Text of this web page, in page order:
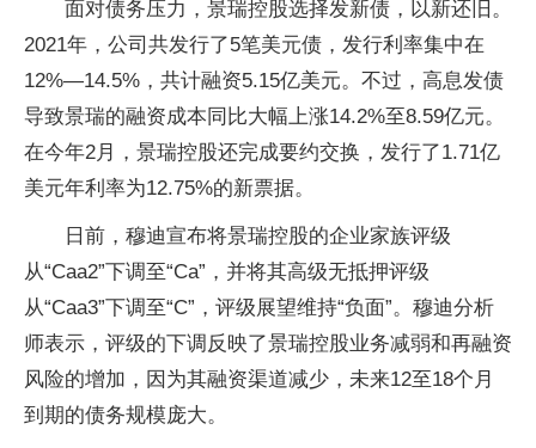
面对债务压力，景瑞控股选择发新债，以新还旧。
2021年，公司共发行了5笔美元债，发行利率集中在
12%—14.5%，共计融资5.15亿美元。不过，高息发债
导致景瑞的融资成本同比大幅上涨14.2%至8.59亿元。
在今年2月，景瑞控股还完成要约交换，发行了1.71亿
美元年利率为12.75%的新票据。
日前，穆迪宣布将景瑞控股的企业家族评级
从“Caa2”下调至“Ca”，并将其高级无抵押评级
从“Caa3”下调至“C”，评级展望维持“负面”。穆迪分析
师表示，评级的下调反映了景瑞控股业务减弱和再融资
风险的增加，因为其融资渠道减少，未来12至18个月
到期的债务规模庞大。